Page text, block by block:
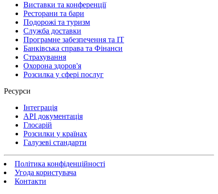
Виставки та конференції
Ресторани та бари
Подорожі та туризм
Служба доставки
Програмне забезпечення та IT
Банківська справа та Фінанси
Страхування
Охорона здоров'я
Розсилка у сфері послуг
Ресурси
Інтеграція
API документація
Глосарій
Розсилки у країнах
Галузеві стандарти
Політика конфіденційності
Угода користувача
Контакти